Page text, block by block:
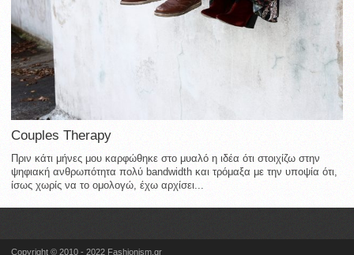
Couples Therapy
Πριν κάτι μήνες μου καρφώθηκε στο μυαλό η ιδέα ότι στοιχίζω στην
ψηφιακή ανθρωπότητα πολύ bandwidth και τρόμαξα με την υποψία ότι,
ίσως χωρίς να το ομολογώ, έχω αρχίσει...
Copyright © 2010 - 2022 Fashionism.gr